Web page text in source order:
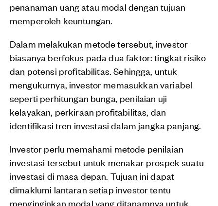
penanaman uang atau modal dengan tujuan
memperoleh keuntungan.
Dalam melakukan metode tersebut, investor
biasanya berfokus pada dua faktor: tingkat risiko
dan potensi profitabilitas. Sehingga, untuk
mengukurnya, investor memasukkan variabel
seperti perhitungan bunga, penilaian uji
kelayakan, perkiraan profitabilitas, dan
identifikasi tren investasi dalam jangka panjang.
Investor perlu memahami metode penilaian
investasi tersebut untuk menakar prospek suatu
investasi di masa depan. Tujuan ini dapat
dimaklumi lantaran setiap investor tentu
menginginkan modal yang ditanamnya untuk